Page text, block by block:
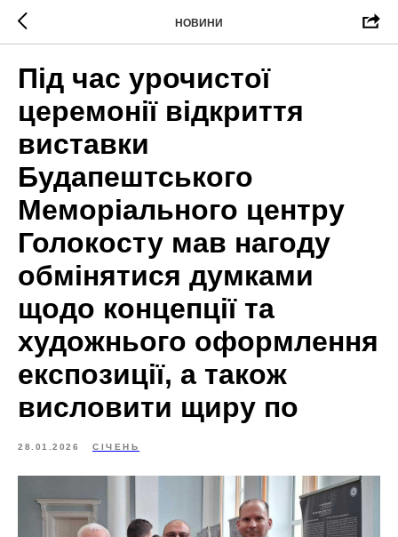
НОВИНИ
Під час урочистої
церемонії відкриття
виставки
Будапештського
Меморіального центру
Голокосту мав нагоду
обмінятися думками
щодо концепції та
художнього оформлення
експозиції, а також
висловити щиру по
28.01.2026 СІЧЕНЬ